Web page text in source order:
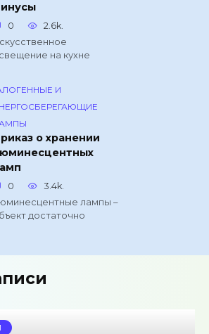
0
2.6k.
на кухне
И
о хранении
0
3.4k.
лампы –
достаточно